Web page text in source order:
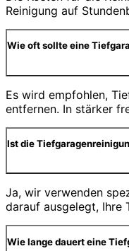
Reinigung auf
Wie oft sollte eine
Es wird empfohlen,
entfernen. In stärker
Ist die
Ja, wir verwenden
darauf ausgelegt, Ihre
Wie lange dauert eine